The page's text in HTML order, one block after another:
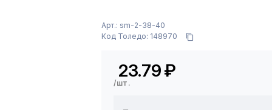
Арт.: sm-2-38-40
Код Толедо: 148970
23.79₽
/шт.